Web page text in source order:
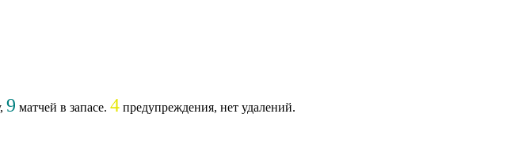
9 матчей в запасе.4 предупреждения, нет удалений.